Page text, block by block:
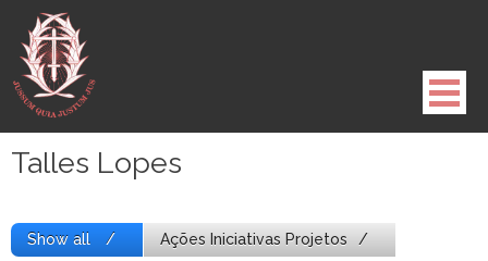
para
conteúdo
Talles Lopes
Show all Ações Iniciativas Projetos